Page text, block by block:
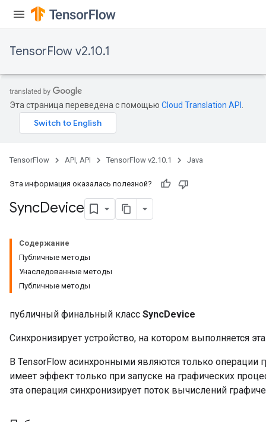
TensorFlow v2.10.1
Эта страница переведена с помощью Cloud Translation API
TensorFlow API, API TensorFlow v2.10.1 Java
Эта информация оказалась полезной?
SyncDevice
Содержание
Публичные методы
Унаследованные методы
Публичные методы
публичный финальный класс SyncDevice
Синхронизирует устройство, на котором выполняется
В TensorFlow асинхронными являются только операции
имеет эффект только при запуске на графических
эта операция синхронизирует поток вычислений